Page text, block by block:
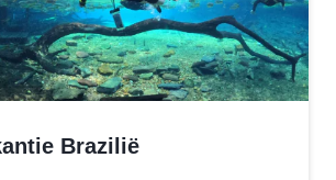
Brazilië